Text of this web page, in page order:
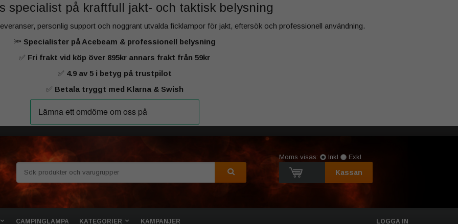
specialist på kraftfull jakt‑ och taktisk belysning
personlig support och noggrant utvalda ficklampor för jakt, eftersök och professionell användning.
🔦 Specialister på Acebeam & professionell belysning
✅ Fri frakt vid köp över 895kr annars frakt från 59kr
✅ 4.9 av 5 i betyg på trustpilot
✅ Betala tryggt med Klarna & Swish
Moms visas: Inkl Exkl
Kassan
CAMPINGLAMPA KATEGORIER KAMPANJER LOGGA IN